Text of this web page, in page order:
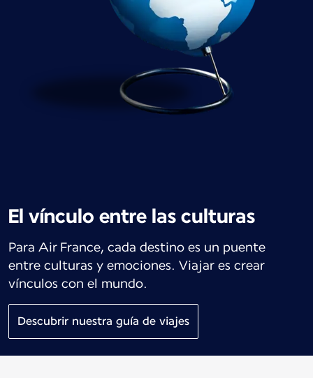
El vínculo entre las culturas
Para Air France, cada destino es un puente
entre culturas y emociones. Viajar es crear
vínculos con el mundo.
Descubrir nuestra guía de viajes